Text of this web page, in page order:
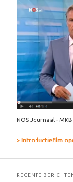
NOS Journaal -
> Introductiefilm
RECENTE